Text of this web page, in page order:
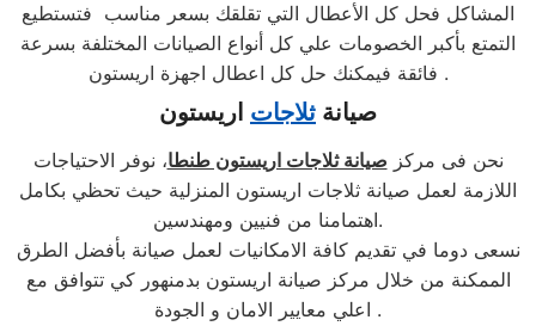
المشاكل فحل كل الأعطال التي تقلقك بسعر مناسب فتستطيع
التمتع بأكبر الخصومات علي كل أنواع الصيانات المختلفة بسرعة
فائقة فيمكنك حل كل اعطال اجهزة اريستون .
صيانة ثلاجات اريستون
نحن فى مركز صيانة ثلاجات اريستون طنطا، نوفر الاحتياجات
اللازمة لعمل صيانة ثلاجات اريستون المنزلية حيث تحظي بكامل
اهتمامنا من فنيين ومهندسين.
نسعى دوما في تقديم كافة الامكانيات لعمل صيانة بأفضل الطرق
الممكنة من خلال مركز صيانة اريستون بدمنهور كي تتوافق مع
اعلي معايير الامان و الجودة .